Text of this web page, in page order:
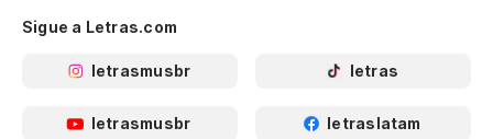
Sigue a Letras.com
letrasmusbr letras
letrasmusbr letraslatam